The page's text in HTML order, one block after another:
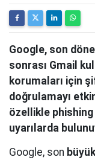
Google, son
sonrası Gmail
korumaları için
doğrulamayı
özellikle phishing
uyarılarda
Google, son